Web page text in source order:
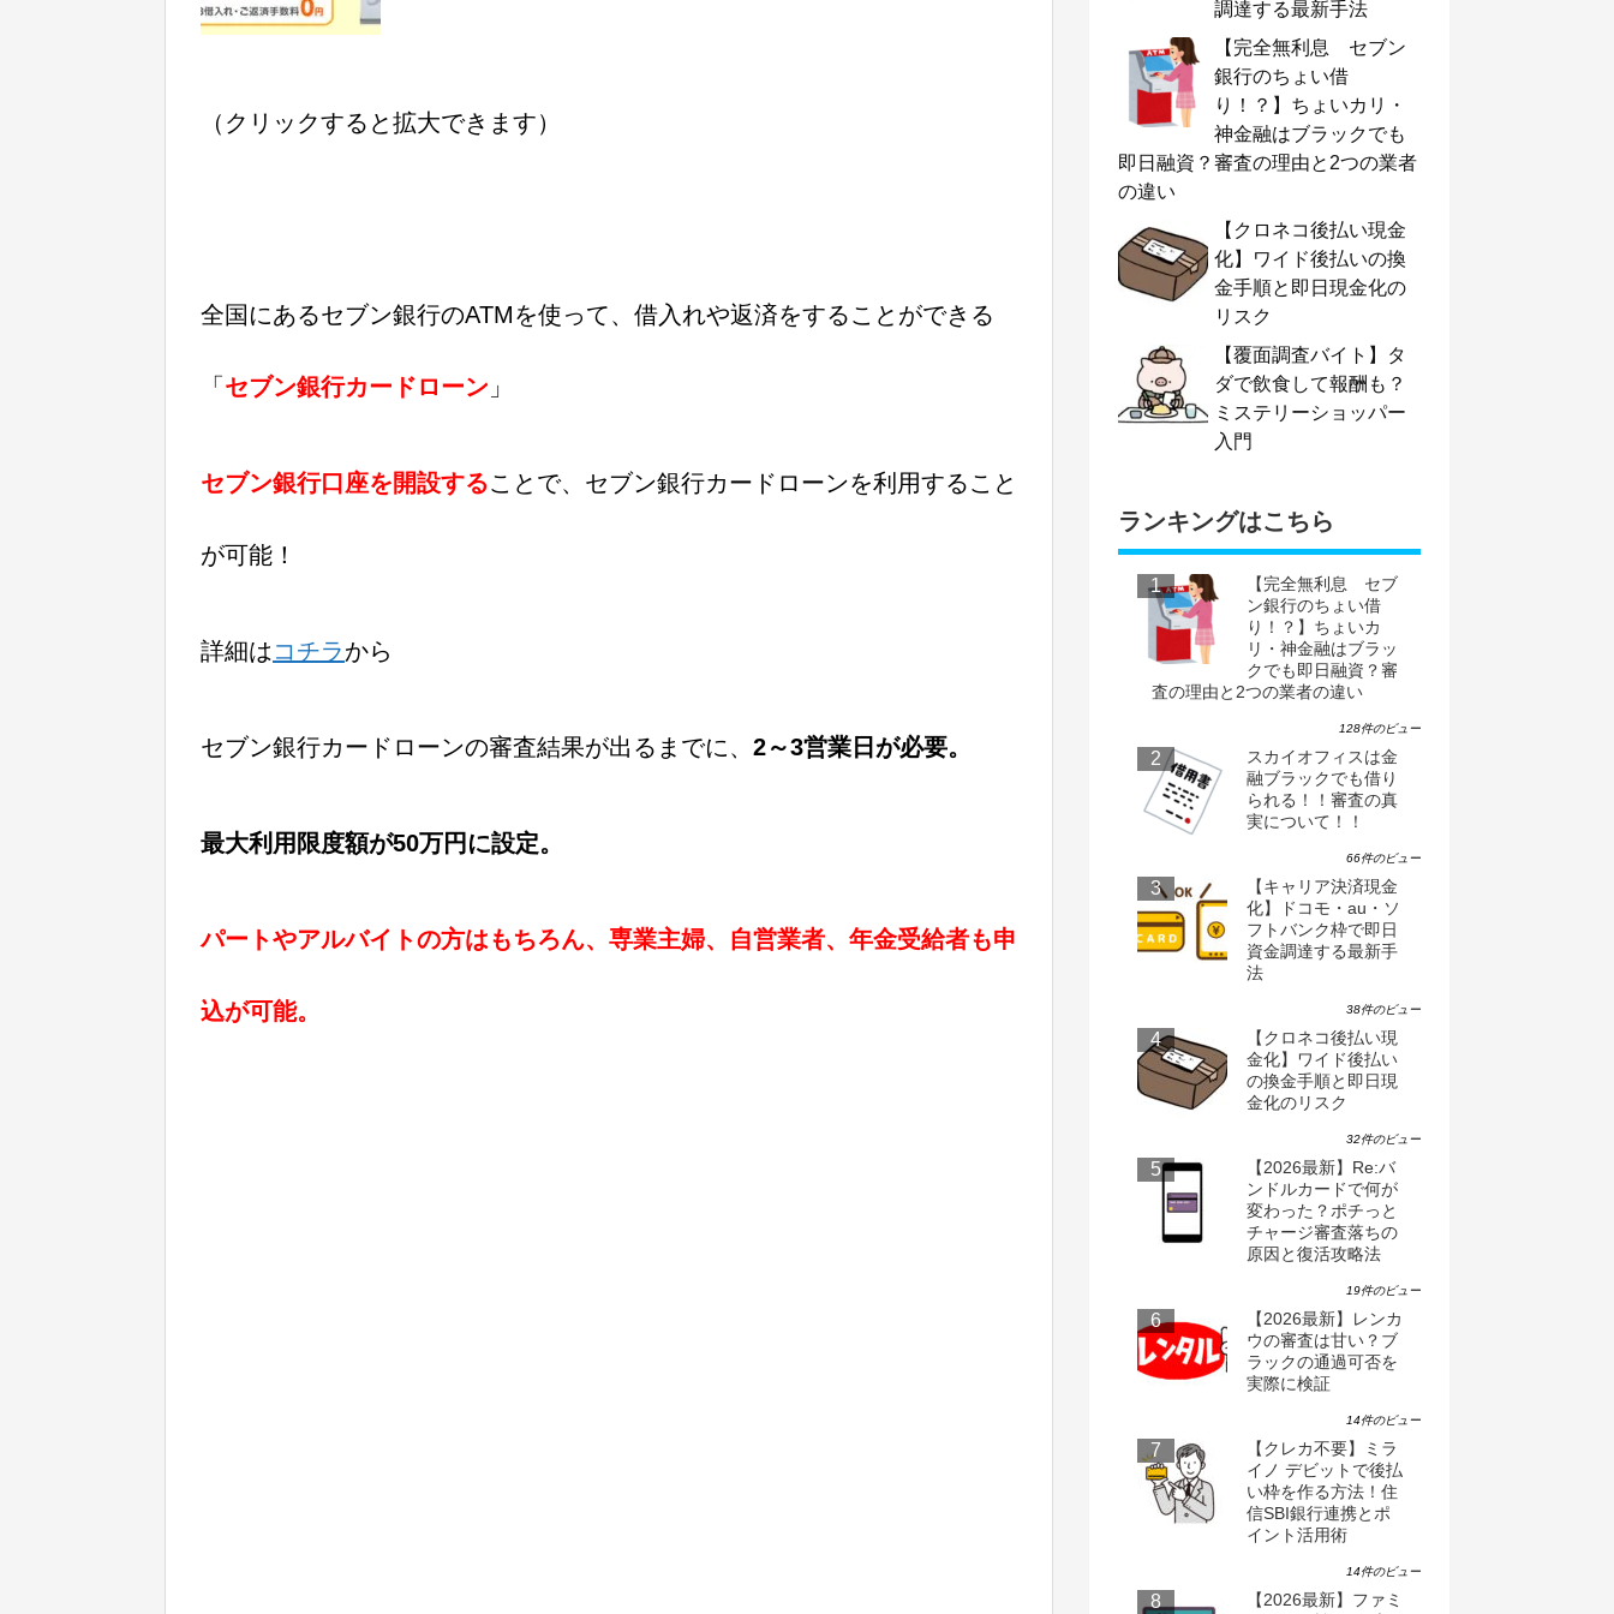
（クリックすると拡大できます）
全国にあるセブン銀行のATMを使って、借入れや返済をすることができる
「 セブン銀行カードローン 」
セブン銀行口座を開設することで、セブン銀行カードローンを利用すること
が可能！
詳細は コチラから
セブン銀行カードローンの審査結果が出るまでに、 2～3営業日が必要。
最大利用限度額が50万円に設定。
パートやアルバイトの方はもちろん、専業主婦、自営業者、年金受給者も申
込が可能。
調達する最新手法
【完全無利息 セブン
銀行のちょい借
り！？】ちょいカリ・
神金融はブラックでも
即日融資？審査の理由と2つの業者
の違い
【クロネコ後払い現金
化】ワイド後払いの換
金手順と即日現金化の
リスク
【覆面調査バイト】タ
ダで飲食して報酬も？
ミステリーショッパー
入門
ランキングはこちら
【完全無利息 セブ
ン銀行のちょい借
り！？】ちょいカ
リ・神金融はブラッ
クでも即日融資？審
査の理由と2つの業者の違い
128件のビュー
スカイオフィスは金
融ブラックでも借り
られる！！審査の真
実について！！
66件のビュー
【キャリア決済現金
化】ドコモ・au・ソ
フトバンク枠で即日
資金調達する最新手
法
38件のビュー
【クロネコ後払い現
金化】ワイド後払い
の換金手順と即日現
金化のリスク
32件のビュー
【2026最新】Re:バ
ンドルカードで何が
変わった？ポチっと
チャージ審査落ちの
原因と復活攻略法
19件のビュー
【2026最新】レンカ
ウの審査は甘い？ブ
ラックの通過可否を
実際に検証
14件のビュー
【クレカ不要】ミラ
イノ デビットで後払
い枠を作る方法！住
信SBI銀行連携とポ
イント活用術
14件のビュー
【2026最新】ファミ